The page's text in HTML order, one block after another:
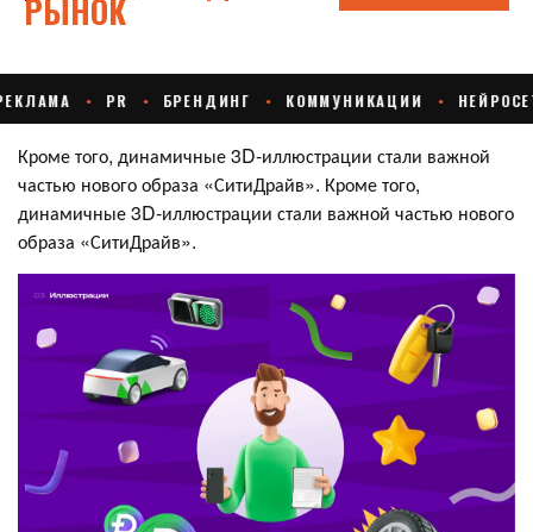
Кроме того, динамичные 3D-иллюстрации стали важной
частью нового образа «СитиДрайв». Кроме того,
динамичные 3D-иллюстрации стали важной частью нового
образа «СитиДрайв».